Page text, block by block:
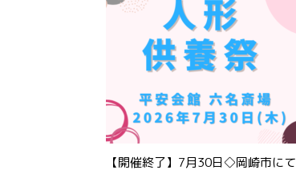
【開催終了】7月30日◇岡崎市にて